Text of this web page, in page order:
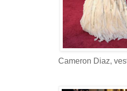
Cameron Diaz,